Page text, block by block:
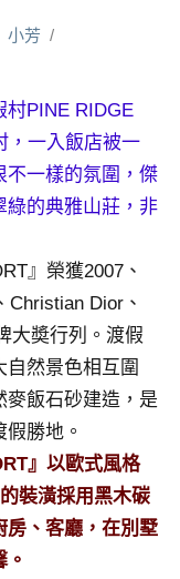
小芳
村PINE RIDGE
，一入飯店被一
不一樣的氛圍，傑
綠的典雅山莊，非
』榮獲2007、
Dior、
大奬行列。渡假
然景色相互圍
麥飯石砂建造，是
勝地。
』以歐式風格
裝潢採用黑木碳
房、客廳，在別墅